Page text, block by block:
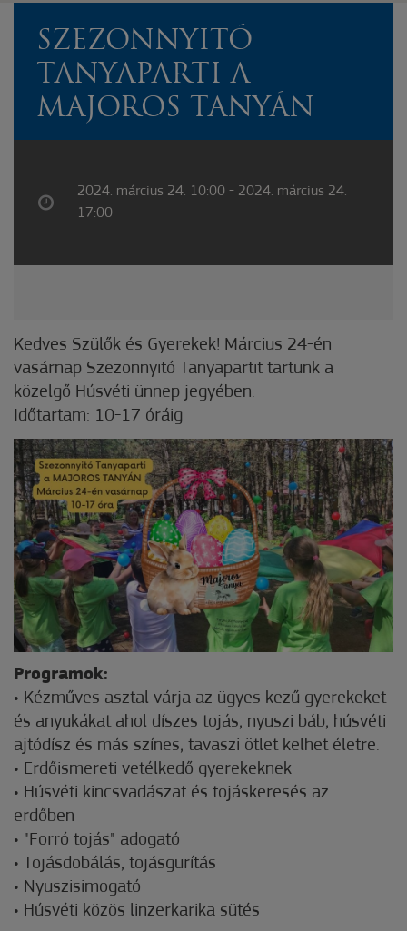
SZEZONNYITÓ
TANYAPARTI A
MAJOROS TANYÁN
2024. március 24. 10:00 - 2024. március 24.
17:00
Kedves Szülők és Gyerekek! Március 24-én
vasárnap Szezonnyitó Tanyapartit tartunk a
közelgő Húsvéti ünnep jegyében.
Időtartam: 10-17 óráig
Programok:
• Kézműves asztal várja az ügyes kezű gyerekeket
és anyukákat ahol díszes tojás, nyuszi báb, húsvéti
ajtódísz és más színes, tavaszi ötlet kelhet életre.
• Erdőismereti vetélkedő gyerekeknek
• Húsvéti kincsvadászat és tojáskeresés az
erdőben
• "Forró tojás" adogató
• Tojásdobálás, tojásgurítás
• Nyuszisimogató
• Húsvéti közös linzerkarika sütés